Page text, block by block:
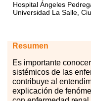
Hospital Ángeles
Universidad La Salle,
Resumen
Es importante
sistémicos de las
contribuye al
explicación de